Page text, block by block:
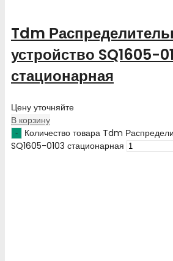
Tdm
устройство SQ1605-
стационарная
Цену уточняйте
В корзину
Количество товара Tdm
SQ1605-0103 стационарная